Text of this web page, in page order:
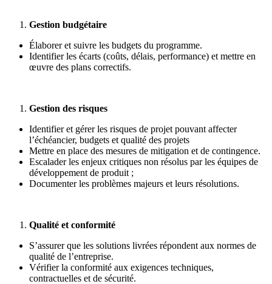
Gestion budgétaire
Élaborer et suivre les budgets du programme.
Identifier les écarts (coûts, délais, performance) et mettre en
œuvre des plans correctifs.
Gestion des risques
Identifier et gérer les risques de projet pouvant affecter
l’échéancier, budgets et qualité des projets
Mettre en place des mesures de mitigation et de contingence.
Escalader les enjeux critiques non résolus par les équipes de
développement de produit ;
Documenter les problèmes majeurs et leurs résolutions.
Qualité et conformité
S’assurer que les solutions livrées répondent aux normes de
qualité de l’entreprise.
Vérifier la conformité aux exigences techniques,
contractuelles et de sécurité.